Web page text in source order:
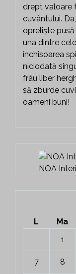
drept valoare
cuvântului.
opreliște
una dintre
închisoarea
niciodată
frâu liber
să zburde
oameni buni!
NOA
L Ma
1
7 8